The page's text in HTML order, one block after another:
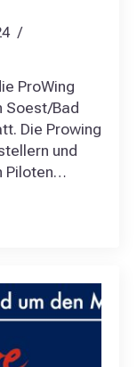
ProWing
Soest/Bad
Die Prowing
und
Piloten…